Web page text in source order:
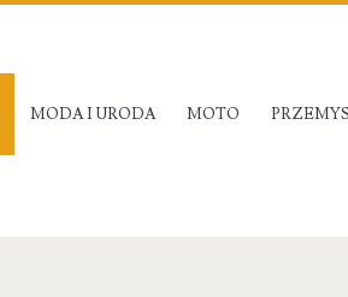
MODA I URODA MOTO